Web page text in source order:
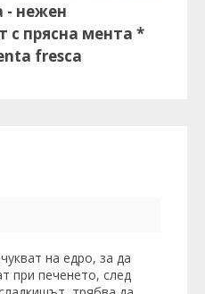
- нежен
с прясна мента *
fresca
на едро, за да
при печенето, след